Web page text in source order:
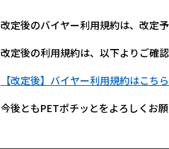
改定後のバイヤー利用規約は、改定
改定後の利用規約は、以下よりご確認
【改定後】バイヤー利用規約はこちら
今後ともPETポチッとをよろしくお願